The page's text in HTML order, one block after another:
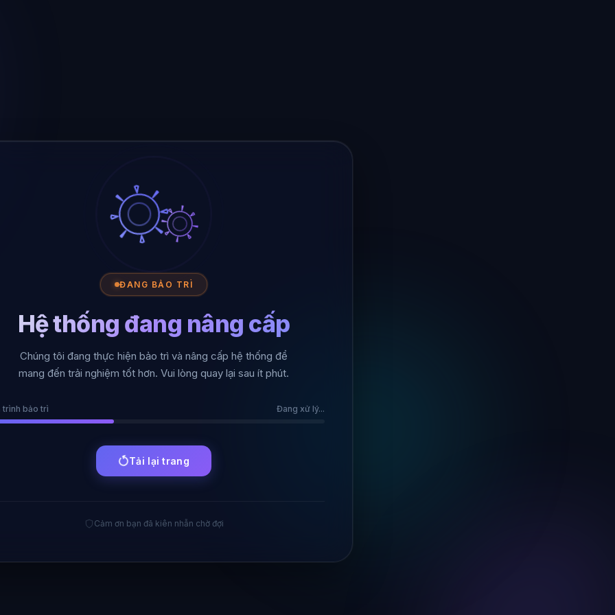
ĐANG BẢO TRÌ
Hệ thống đang nâng cấp
Chúng tôi đang thực hiện bảo trì và nâng cấp hệ thống để
mang đến trải nghiệm tốt hơn. Vui lòng quay lại sau ít phút.
trình bảo trì Đang xử lý...
Tải lại trang
Cảm ơn bạn đã kiên nhẫn chờ đợi